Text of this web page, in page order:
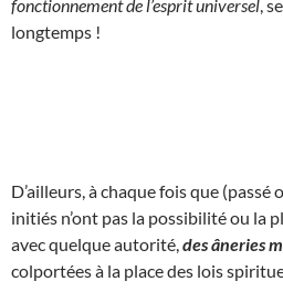
fonctionnement de l’esprit universel ,
longtemps !
D’ailleurs, à chaque fois que
initiés n’ont pas la possibilité ou la
avec quelque autorité, des âneries
colportées à la place des lois